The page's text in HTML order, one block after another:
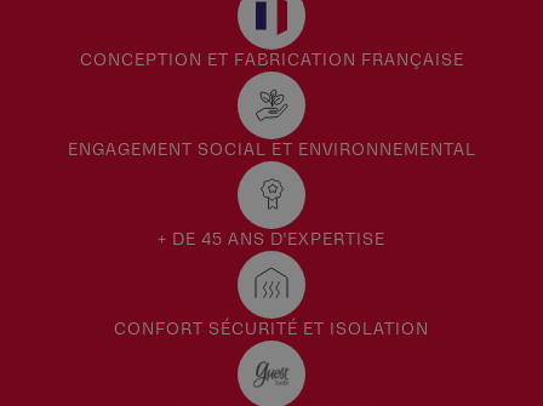
CONCEPTION ET FABRICATION FRANÇAISE
ENGAGEMENT SOCIAL ET ENVIRONNEMENTAL
+ DE 45 ANS D'EXPERTISE
CONFORT SÉCURITÉ ET ISOLATION